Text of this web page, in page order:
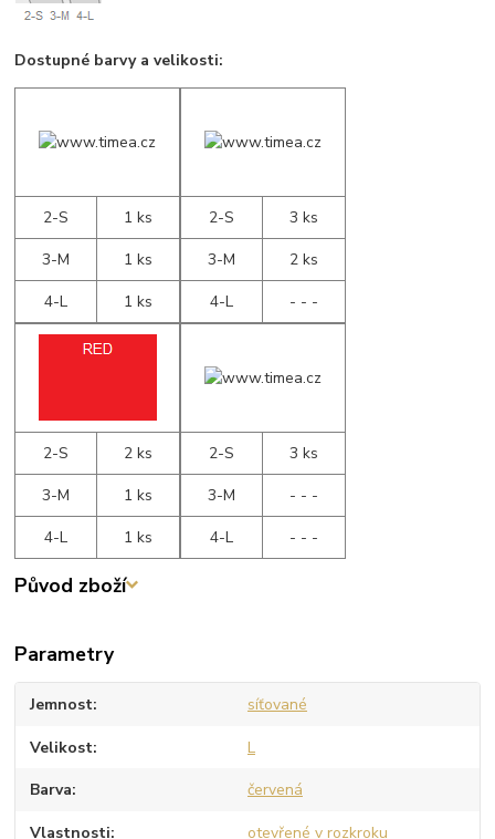
Dostupné barvy a velikosti:
2-S
1 ks
3-M
1 ks
4-L
1 ks
2-S
3 ks
3-M
2 ks
4-L
- - -
2-S
2 ks
3-M
1 ks
4-L
1 ks
2-S
3 ks
3-M
- - -
4-L
- - -
Původ zboží
Parametry
Jemnost síťované
Velikost L
Barva červená
Vlastnosti otevřené v rozkroku